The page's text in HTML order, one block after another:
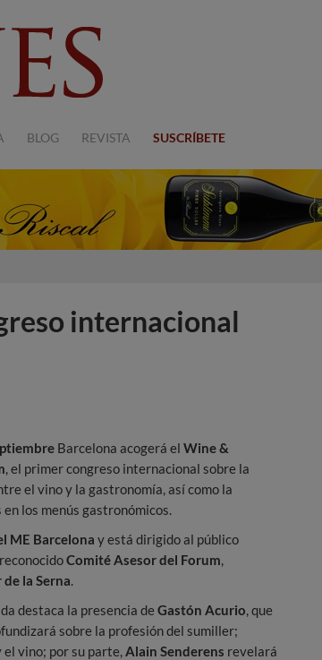
BLOG REVISTA SUSCRÍBETE
internacional
Barcelona acogerá el Wine &
, el primer congreso internacional sobre la
el vino y la gastronomía, así como la
los menús gastronómicos.
ME Barcelona y está dirigido al público
Comité Asesor del Forum,
la Serna.
destaca la presencia de Gastón Acurio, que
sobre la profesión del sumiller;
el vino; por su parte,Alain Senderens revelará